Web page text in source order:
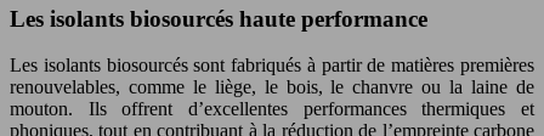
Les isolants biosourcés haute performance
Les isolants biosourcés sont fabriqués à partir de matières premières
renouvelables, comme le liège, le bois, le chanvre ou la laine de
mouton. Ils offrent d’excellentes performances thermiques et
phoniques, tout en contribuant à la réduction de l’empreinte carbone